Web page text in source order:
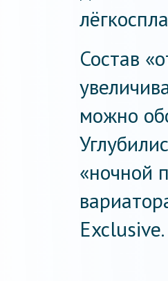
Состав
можно
«ночной
Exclusive.